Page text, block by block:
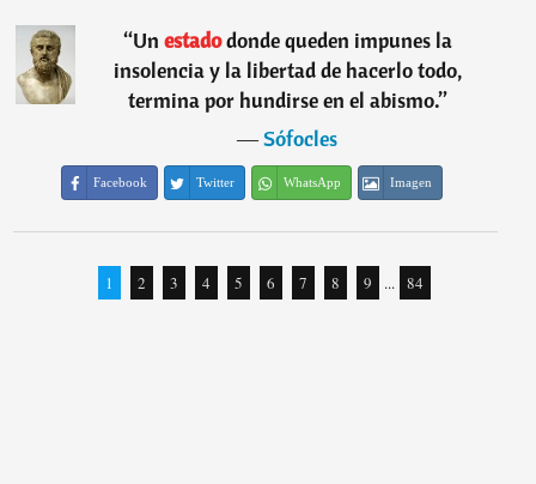
“Un estadodonde queden impunes la
insolencia y la libertad de hacerlo todo,
termina por hundirse en el abismo.”
―Sófocles
Facebook Twitter WhatsApp Imagen
1 2 3 4 5 6 7 8 9 ... 84